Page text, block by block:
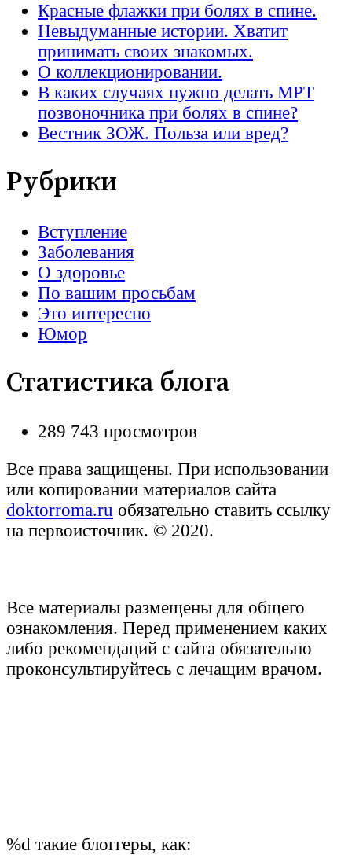
Красные флажки при болях в спине.
Невыдуманные истории. Хватит
принимать своих знакомых.
О коллекционировании.
В каких случаях нужно делать МРТ
позвоночника при болях в спине?
Вестник ЗОЖ. Польза или вред?
Рубрики
Вступление
Заболевания
О здоровье
По вашим просьбам
Это интересно
Юмор
Статистика блога
289 743 просмотров
Все права защищены. При использовании
или копировании материалов сайта
doktorroma.ru обязательно ставить ссылку
на первоисточник. © 2020.
Все материалы размещены для общего
ознакомления. Перед применением каких
либо рекомендаций с сайта обязательно
проконсультируйтесь с лечащим врачом.
%d такие блоггеры, как: